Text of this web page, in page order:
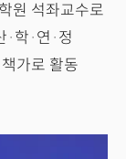
원 석좌교수로
·학·연·정
가로 활동